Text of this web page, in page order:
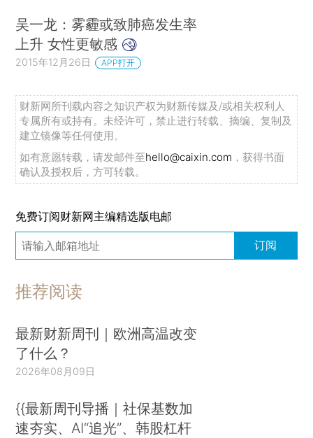
吴一龙：雾霾或致肺癌发生率
上升 女性更敏感
2015年12月26日 APP打开
财新网所刊载内容之知识产权为财新传媒及/或相关权利人
专属所有或持有。未经许可，禁止进行转载、摘编、复制及
建立镜像等任何使用。
如有意愿转载，请发邮件至hello@caixin.com ，获得书面
确认及授权后，方可转载。
免费订阅财新网主编精选版电邮
订阅
推荐阅读
最新财新周刊｜欧洲高温改变
了什么？
2026年08月09日
{{最新周刊导播｜社保基数加
速夯实、AI“追光”、韩股杠杆